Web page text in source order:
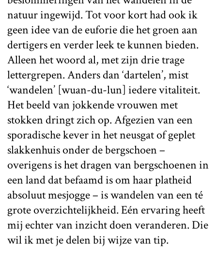
natuur ingewijd. Tot voor kort had ook ik
geen idee van de euforie die het groen aan
dertigers en verder leek te kunnen bieden.
Alleen het woord al, met zijn drie trage
lettergrepen. Anders dan ‘dartelen’, mist
‘wandelen’ [wuan-du-lun] iedere vitaliteit.
Het beeld van jokkende vrouwen met
stokken dringt zich op. Afgezien van een
sporadische kever in het neusgat of geplet
slakkenhuis onder de bergschoen –
overigens is het dragen van bergschoenen in
een land dat befaamd is om haar platheid
absoluut mesjogge – is wandelen van een té
grote overzichtelijkheid. Eén ervaring heeft
mij echter van inzicht doen veranderen. Die
wil ik met je delen bij wijze van tip.